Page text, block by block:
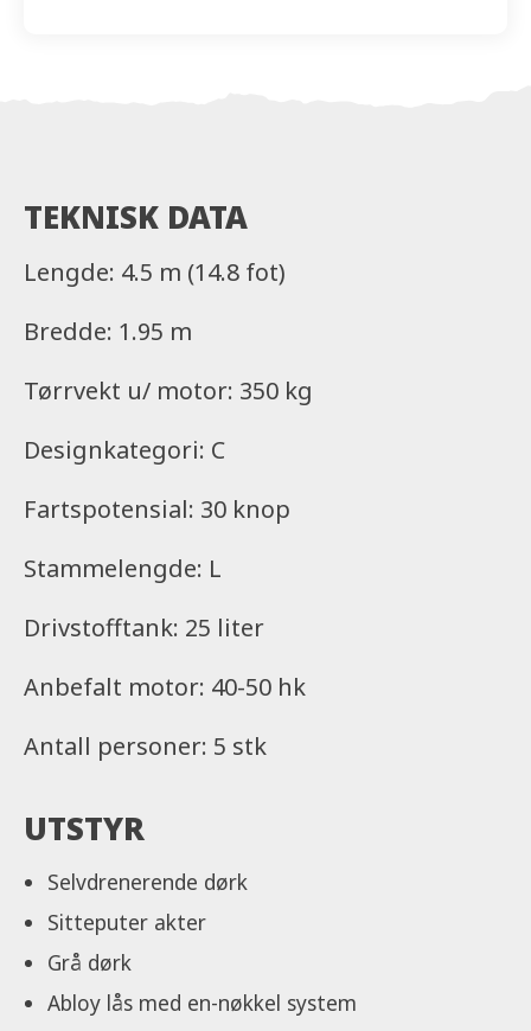
TEKNISK DATA
Lengde: 4.5 m (14.8 fot)
Bredde: 1.95 m
Tørrvekt u/ motor: 350 kg
Designkategori: C
Fartspotensial: 30 knop
Stammelengde: L
Drivstofftank: 25 liter
Anbefalt motor: 40-50 hk
Antall personer: 5 stk
UTSTYR
Selvdrenerende dørk
Sitteputer akter
Grå dørk
Abloy lås med en-nøkkel system